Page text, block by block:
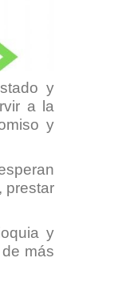
y
a la
y
prestar
y
más